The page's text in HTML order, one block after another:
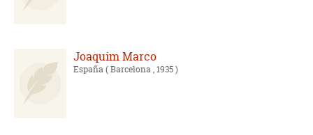
Joaquim Marco
España( Barcelona , 1935 )